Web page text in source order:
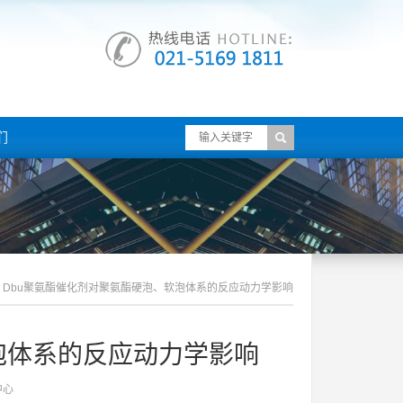
Dbu聚氨酯催化剂对聚氨酯硬泡、软泡体系的反应动力学影响
系的反应动力学影响
心